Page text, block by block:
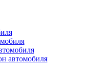
автомобиля